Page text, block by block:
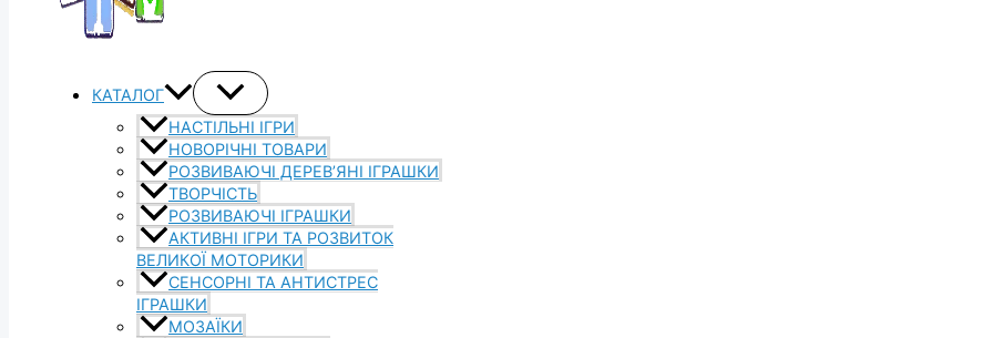
КАТАЛОГ
НАСТІЛЬНІ ІГРИ
НОВОРІЧНІ ТОВАРИ
РОЗВИВАЮЧІ ДЕРЕВ’ЯНІ ІГРАШКИ
ТВОРЧІСТЬ
РОЗВИВАЮЧІ ІГРАШКИ
АКТИВНІ ІГРИ ТА РОЗВИТОК
ВЕЛИКОЇ МОТОРИКИ
СЕНСОРНІ ТА АНТИСТРЕС
ІГРАШКИ
МОЗАЇКИ